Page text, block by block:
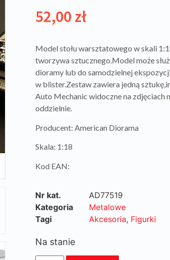
52,00 zł
Model stołu warsztatowego w skali
tworzywa sztucznego.Model może
dioramy lub do samodzielnej
w blister.Zestaw zawiera jedną
Auto Mechanic widoczne na zdjęciach
oddzielnie.
Producent: American Diorama
Skala: 1:18
Kod EAN:
Nr kat.
AD77519
Kategoria
Metalowe
Tagi
Akcesoria, Figurki
Na stanie